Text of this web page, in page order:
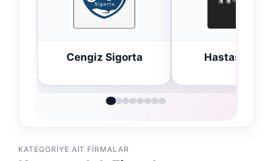
Hastaş Beton
Bulkoon
KATEGORIYE AIT FIRMALAR